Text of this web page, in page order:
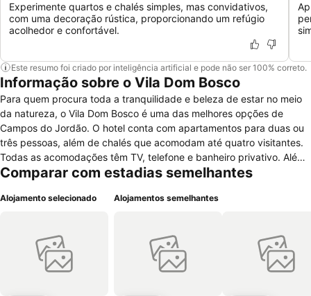
Experimente quartos e chalés simples, mas convidativos,
com uma decoração rústica, proporcionando um refúgio
acolhedor e confortável.
Este resumo foi criado por inteligência artificial e pode não ser 100% correto.
Informação sobre o Vila Dom Bosco
Para quem procura toda a tranquilidade e beleza de estar no meio
da natureza, o Vila Dom Bosco é uma das melhores opções de
Campos do Jordão. O hotel conta com apartamentos para duas ou
três pessoas, além de chalés que acomodam até quatro visitantes.
Todas as acomodações têm TV, telefone e banheiro privativo. Além
de oferecer Wi-Fi e estacionamento grátis, o estabelecimento ainda
Para aproveitar a estadia, os hóspedes podem visitar a capela do
pensão completa, o hotel conta com um restaurante que oferece
comida caseira em todas as refeições. Localizado a
aproximadamente seis quilômetros do centro da cidade, o Vila Dom
Comparar com estadias semelhantes
Alojamento selecionado Alojamentos semelhantes